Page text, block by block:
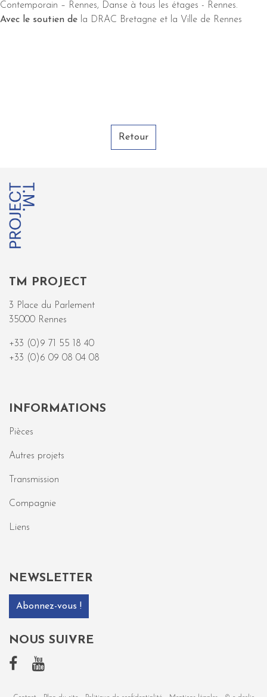
Contemporain – Rennes, Danse à tous les étages - Rennes.
Avec le soutien de la DRAC Bretagne et la Ville de Rennes
Retour
TM PROJECT
3 Place du Parlement
35000 Rennes
+33 (0)9 71 55 18 40
+33 (0)6 09 08 04 08
INFORMATIONS
Pièces
Autres projets
Transmission
Compagnie
Liens
NEWSLETTER
Abonnez-vous !
NOUS SUIVRE